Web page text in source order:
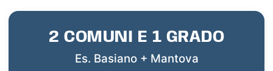
2 COMUNI E 1 GRADO
Es. Basiano + Mantova